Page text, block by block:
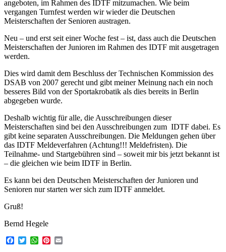
angeboten, im Rahmen des IDTF mitzumachen. Wie beim
vergangen Turnfest werden wir wieder die Deutschen
Meisterschaften der Senioren austragen.
Neu – und erst seit einer Woche fest – ist, dass auch die Deutschen
Meisterschaften der Junioren im Rahmen des IDTF mit ausgetragen
werden.
Dies wird damit dem Beschluss der Technischen Kommission des
DSAB von 2007 gerecht und gibt meiner Meinung nach ein noch
besseres Bild von der Sportakrobatik als dies bereits in Berlin
abgegeben wurde.
Deshalb wichtig für alle, die Ausschreibungen dieser
Meisterschaften sind bei den Ausschreibungen zum IDTF dabei. Es
gibt keine separaten Ausschreibungen. Die Meldungen gehen über
das IDTF Meldeverfahren (Achtung!!! Meldefristen). Die
Teilnahme- und Startgebühren sind – soweit mir bis jetzt bekannt ist
– die gleichen wie beim IDTF in Berlin.
Es kann bei den Deutschen Meisterschaften der Junioren und
Senioren nur starten wer sich zum IDTF anmeldet.
Gruß!
Bernd Hegele
Facebook
TwitterWhatsApp
Pinterest